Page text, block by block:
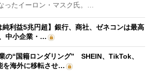
ったイーロン・マスク氏。…
純利益5兆円超】銀行、商社、ゼネコンは最高
中小企業・…
の“国籍ロンダリング” SHEIN、TikTok、
海外に移転させ…